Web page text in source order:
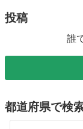
投稿
誰
都道府県で検